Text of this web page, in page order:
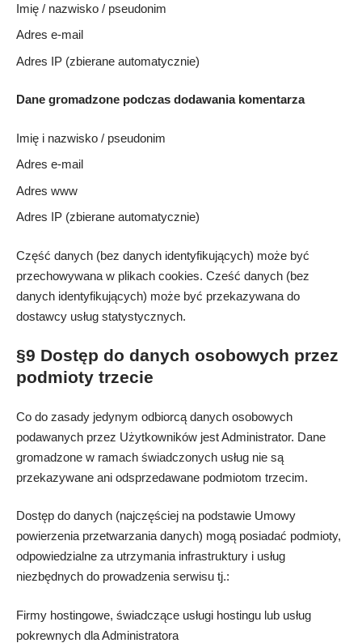
Imię / nazwisko / pseudonim
Adres e-mail
Adres IP (zbierane automatycznie)
Dane gromadzone podczas dodawania komentarza
Imię i nazwisko / pseudonim
Adres e-mail
Adres www
Adres IP (zbierane automatycznie)
Część danych (bez danych identyfikujących) może być
przechowywana w plikach cookies. Cześć danych (bez
danych identyfikujących) może być przekazywana do
dostawcy usług statystycznych.
§9 Dostęp do danych osobowych przez
podmioty trzecie
Co do zasady jedynym odbiorcą danych osobowych
podawanych przez Użytkowników jest Administrator. Dane
gromadzone w ramach świadczonych usług nie są
przekazywane ani odsprzedawane podmiotom trzecim.
Dostęp do danych (najczęściej na podstawie Umowy
powierzenia przetwarzania danych) mogą posiadać podmioty,
odpowiedzialne za utrzymania infrastruktury i usług
niezbędnych do prowadzenia serwisu tj.:
Firmy hostingowe, świadczące usługi hostingu lub usług
pokrewnych dla Administratora